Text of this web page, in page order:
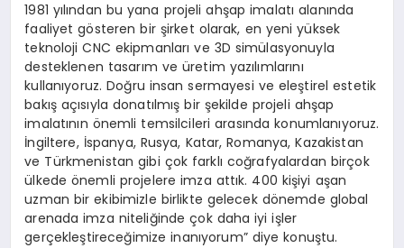
1981 yılından bu yana projeli ahşap imalatı alanında
faaliyet gösteren bir şirket olarak, en yeni yüksek
teknoloji CNC ekipmanları ve 3D simülasyonuyla
desteklenen tasarım ve üretim yazılımlarını
kullanıyoruz. Doğru insan sermayesi ve eleştirel estetik
bakış açısıyla donatılmış bir şekilde projeli ahşap
imalatının önemli temsilcileri arasında konumlanıyoruz.
İngiltere, İspanya, Rusya, Katar, Romanya, Kazakistan
ve Türkmenistan gibi çok farklı coğrafyalardan birçok
ülkede önemli projelere imza attık. 400 kişiyi aşan
uzman bir ekibimizle birlikte gelecek dönemde global
arenada imza niteliğinde çok daha iyi işler
gerçekleştireceğimize inanıyorum” diye konuştu.